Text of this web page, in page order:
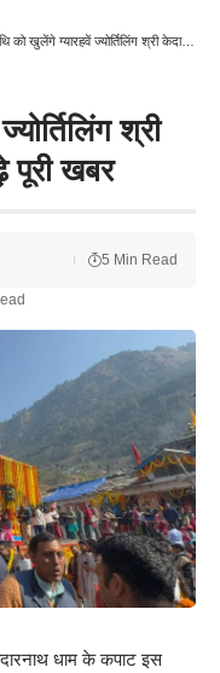
खुलेंगे ग्यारहवें ज्योर्तिलिंग श्री केदारनाथ धाम के कपाट, पढ़े पूरी खबर
श्री
पूरी खबर
5 Min Read
धाम के कपाट इस